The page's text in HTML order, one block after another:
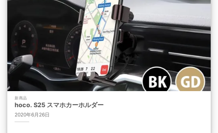
新商品
hoco. S25 スマホカーホルダー
2020年6月26日